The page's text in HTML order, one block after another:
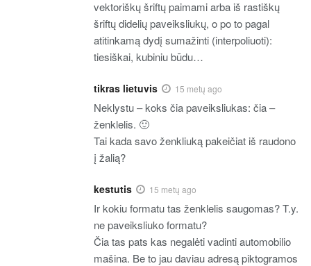
vektoriškų šriftų paimami arba iš rastiškų
šriftų didelių paveiksliukų, o po to pagal
atitinkamą dydį sumažinti (interpoliuoti):
tiesiškai, kubiniu būdu…
tikras lietuvis 15 metų ago
Neklystu – koks čia paveiksliukas: čia –
ženklelis. 🙂
Tai kada savo ženkliuką pakeičiat iš raudono
į žalią?
kestutis 15 metų ago
Ir kokiu formatu tas ženklelis saugomas? T.y.
ne paveiksliuko formatu?
Čia tas pats kas negalėti vadinti automobilio
mašina. Be to jau daviau adresą piktogramos